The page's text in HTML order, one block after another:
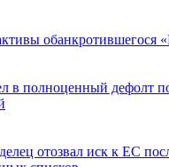
обанкротившегося
в полноценный дефолт
отозвал иск к ЕС